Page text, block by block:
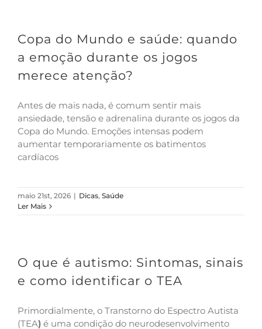
Copa do Mundo e saúde: quando
a emoção durante os jogos
merece atenção?
Antes de mais nada, é comum sentir mais
ansiedade, tensão e adrenalina durante os jogos da
Copa do Mundo. Emoções intensas podem
aumentar temporariamente os batimentos
cardíacos
maio 21st, 2026 | Dicas, Saúde
Ler Mais
O que é autismo: Sintomas, sinais
e como identificar o TEA
Primordialmente, o Transtorno do Espectro Autista
(TEA) é uma condição do neurodesenvolvimento